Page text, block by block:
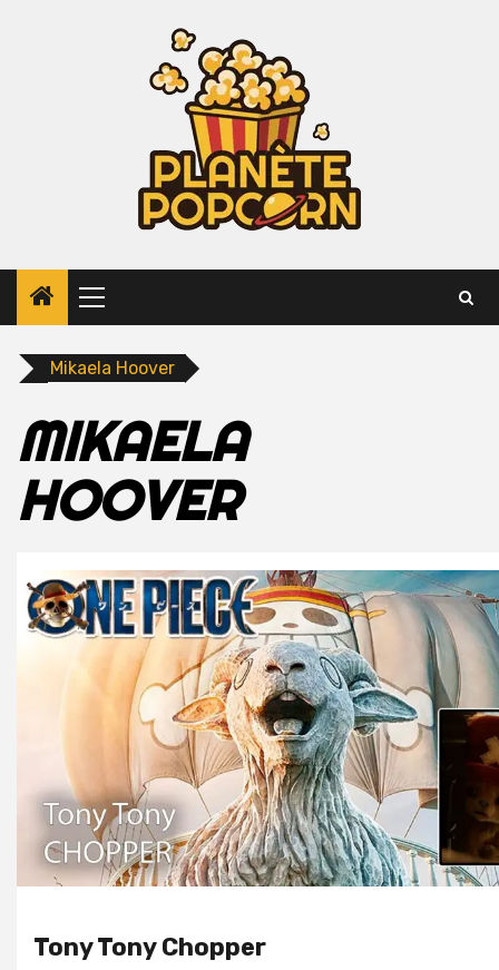
Primary
Menu
Mikaela Hoover
MIKAELA
HOOVER
Tony Tony Chopper